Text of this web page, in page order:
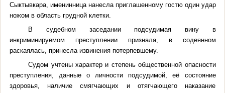
Сыктывкара, именинница нанесла приглашенному гостю один удар
ножом в область грудной клетки.
В судебном заседании подсудимая вину в
инкриминируемом преступлении признала, в содеянном
раскаялась, принесла извинения потерпевшему.
Судом учтены характер и степень общественной опасности
преступления, данные о личности подсудимой, её состояние
здоровья, наличие смягчающих и отягчающего наказание